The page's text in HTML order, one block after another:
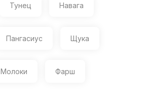
Тунец Навага
Пангасиус Щука
Молоки Фарш